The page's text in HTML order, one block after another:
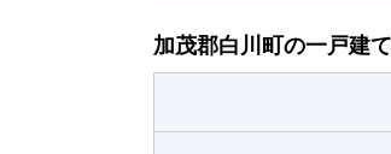
加茂郡白川町の一戸建